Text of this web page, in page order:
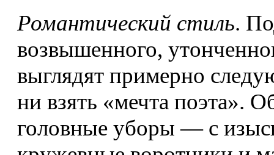
Романтический стиль.
возвышенного,
выглядят примерно
ни взять «мечта поэта».
головные уборы — с